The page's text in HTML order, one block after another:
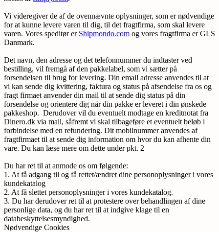
Vi videregiver de af de ovennævnte oplysninger, som er nødvendige
for at kunne levere varen til dig, til det fragtfirma, som skal levere
varen. Vores speditør er Shipmondo.com og vores fragtfirma er GLS
Danmark.
Det navn, den adresse og det telefonnummer du indtaster ved
bestilling, vil fremgå af den pakkelabel, som vi sætter på
forsendelsen til brug for levering. Din email adresse anvendes til at
vi kan sende dig kvittering, faktura og status på afsendelse fra os og
fragt firmaet anvender din mail til at sende dig status på din
forsendelse og orientere dig når din pakke er leveret i din ønskede
pakkeshop. Derudover vil du eventuelt modtage en kreditnotat fra
Dinero.dk via mail, såfremt vi skal tilbageføre et eventuelt beløb i
forbindelse med en refundering. Dit mobilnummer anvendes af
fragtfirmaet til at sende dig information om hvor du kan afhente din
vare. Du kan læse mere om dette under pkt. 2
Du har ret til at anmode os om følgende:
1. At få adgang til og få rettet/ændret dine personoplysninger i vores
kundekatalog
2. At få slettet personoplysninger i vores kundekatalog.
3. Du har derudover ret til at protestere over behandlingen af dine
personlige data, og du har ret til at indgive klage til en
databeskyttelsesmyndighed.
Nødvendige Cookies